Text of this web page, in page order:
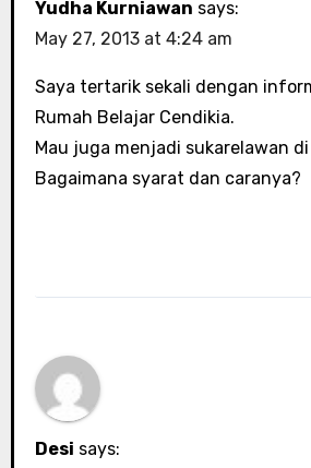
Yudha Kurniawan says:
May 27, 2013 at 4:24 am
Saya tertarik sekali dengan
Rumah Belajar Cendikia.
Mau juga menjadi sukarelawan di
Bagaimana syarat dan caranya?
Desi says: